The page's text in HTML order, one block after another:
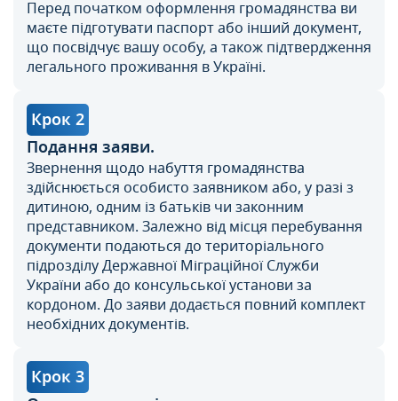
Перед початком оформлення громадянства ви
маєте підготувати паспорт або інший документ,
що посвідчує вашу особу, а також підтвердження
легального проживання в Україні.
Крок 2
Подання заяви.
Звернення щодо набуття громадянства
здійснюється особисто заявником або, у разі з
дитиною, одним із батьків чи законним
представником. Залежно від місця перебування
документи подаються до територіального
підрозділу Державної Міграційної Служби
України або до консульської установи за
кордоном. До заяви додається повний комплект
необхідних документів.
Крок 3